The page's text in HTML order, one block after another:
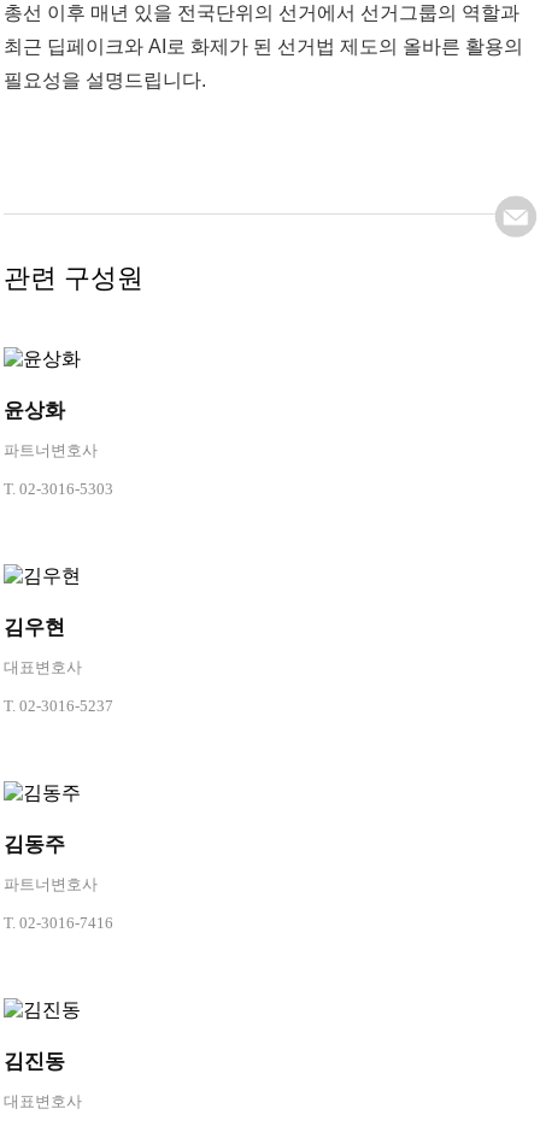
총선 이후 매년 있을 전국단위의 선거에서 선거그룹의 역할과
최근 딥페이크와 AI로 화제가 된 선거법 제도의 올바른 활용의
필요성을 설명드립니다.
관련 구성원
윤상화
파트너변호사
T. 02-3016-5303
김우현
대표변호사
T. 02-3016-5237
김동주
파트너변호사
T. 02-3016-7416
김진동
대표변호사